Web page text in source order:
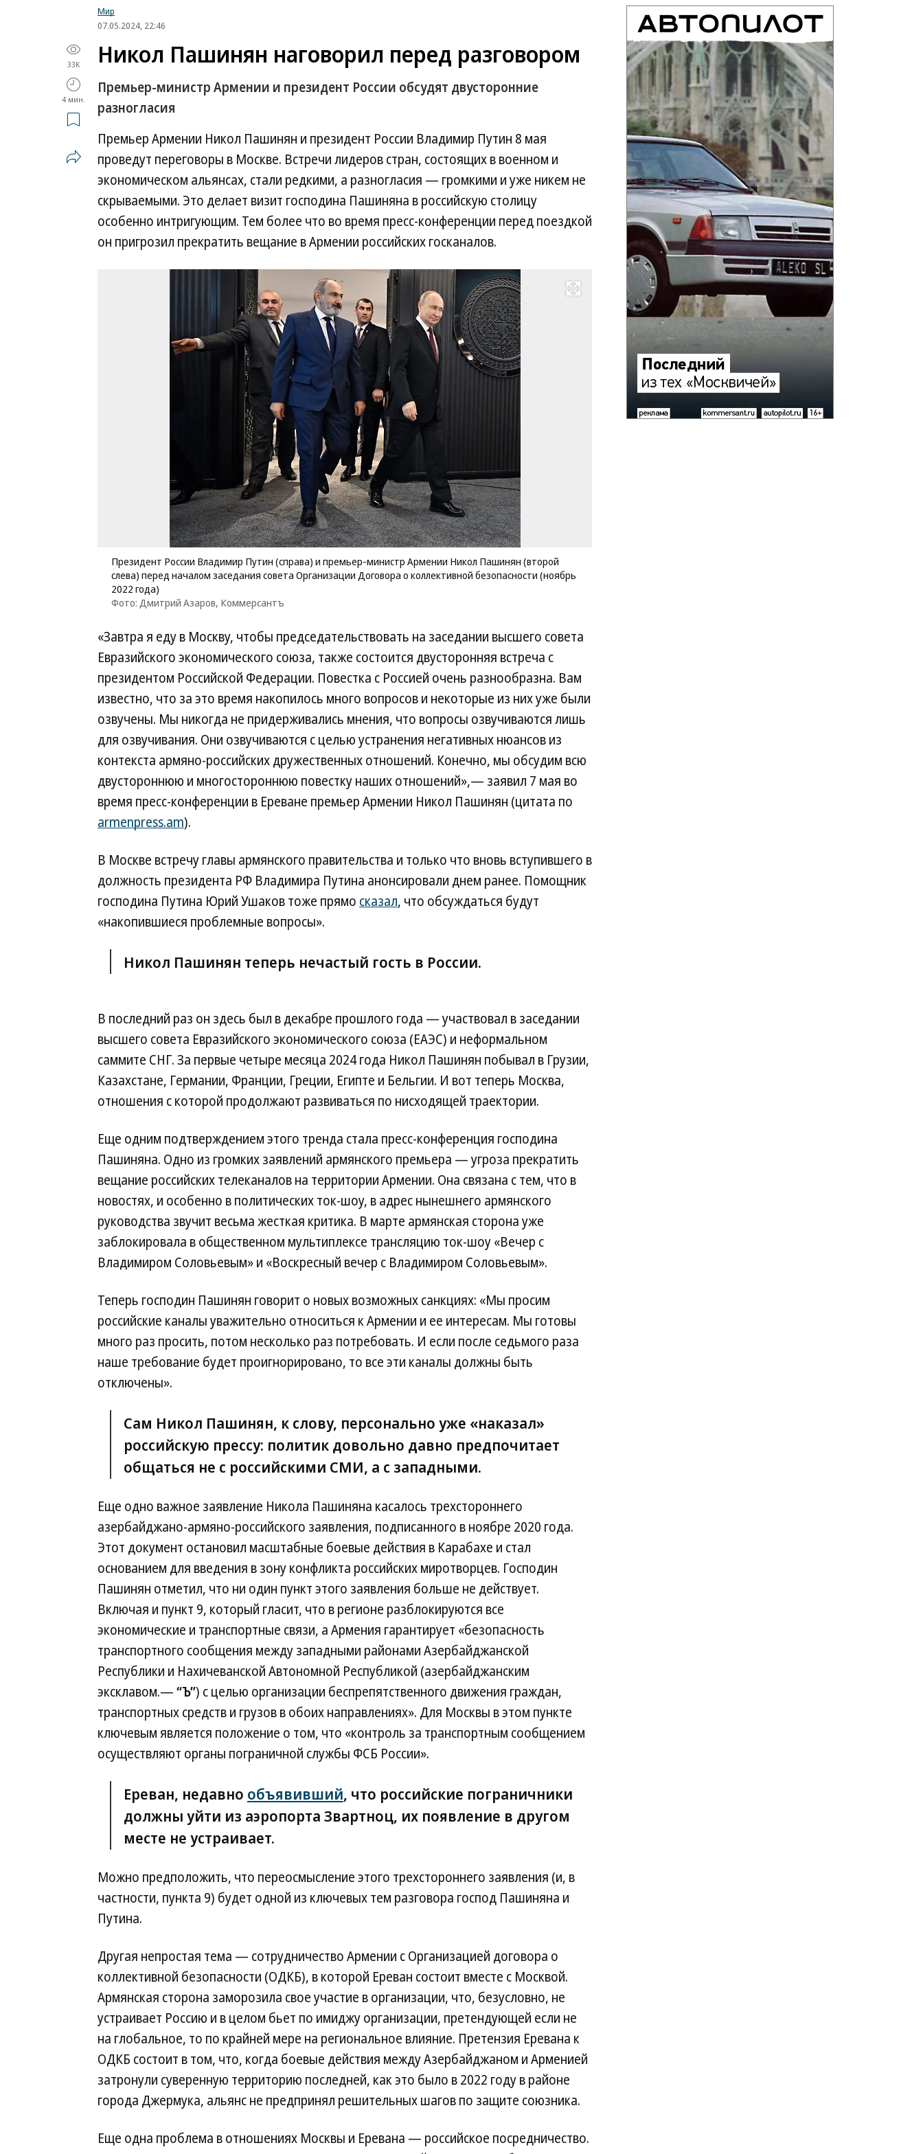
Мир
07.05.2024, 22:46
33K
4 мин.
Никол Пашинян наговорил перед разговором
Премьер-министр Армении и президент России обсудят двусторонние
разногласия
Премьер Армении Никол Пашинян и президент России Владимир Путин 8 мая
проведут переговоры в Москве. Встречи лидеров стран, состоящих в военном и
экономическом альянсах, стали редкими, а разногласия — громкими и уже никем не
скрываемыми. Это делает визит господина Пашиняна в российскую столицу
особенно интригующим. Тем более что во время пресс-конференции перед поездкой
он пригрозил прекратить вещание в Армении российских госканалов.
Развернуть на весь экран
Президент России Владимир Путин (справа) и премьер-министр Армении Никол Пашинян (второй
слева) перед началом заседания совета Организации Договора о коллективной безопасности (ноябрь
2022 года)
Фото: Дмитрий Азаров, Коммерсантъ
России
Владимир
премьер-
министр
«Завтра я еду в Москву, чтобы председательствовать на заседании высшего совета
Евразийского экономического союза, также состоится двусторонняя встреча с
президентом Российской Федерации. Повестка с Россией очень разнообразна. Вам
известно, что за это время накопилось много вопросов и некоторые из них уже были
озвучены. Мы никогда не придерживались мнения, что вопросы озвучиваются лишь
для озвучивания. Они озвучиваются с целью устранения негативных нюансов из
контекста армяно-российских дружественных отношений. Конечно, мы обсудим всю
двустороннюю и многостороннюю повестку наших отношений»,— заявил 7 мая во
время пресс-конференции в Ереване премьер Армении Никол Пашинян (цитата по
armenpress.am).
В Москве встречу главы армянского правительства и только что вновь вступившего в
должность президента РФ Владимира Путина анонсировали днем ранее. Помощник
господина Путина Юрий Ушаков тоже прямо сказал, что обсуждаться будут
«накопившиеся проблемные вопросы».
Никол Пашинян теперь нечастый гость в России.
В последний раз он здесь был в декабре прошлого года — участвовал в заседании
высшего совета Евразийского экономического союза (ЕАЭС) и неформальном
саммите СНГ. За первые четыре месяца 2024 года Никол Пашинян побывал в Грузии,
Казахстане, Германии, Франции, Греции, Египте и Бельгии. И вот теперь Москва,
отношения с которой продолжают развиваться по нисходящей траектории.
Еще одним подтверждением этого тренда стала пресс-конференция господина
Пашиняна. Одно из громких заявлений армянского премьера — угроза прекратить
вещание российских телеканалов на территории Армении. Она связана с тем, что в
новостях, и особенно в политических ток-шоу, в адрес нынешнего армянского
руководства звучит весьма жесткая критика. В марте армянская сторона уже
заблокировала в общественном мультиплексе трансляцию ток-шоу «Вечер с
Владимиром Соловьевым» и «Воскресный вечер с Владимиром Соловьевым».
Теперь господин Пашинян говорит о новых возможных санкциях: «Мы просим
российские каналы уважительно относиться к Армении и ее интересам. Мы готовы
много раз просить, потом несколько раз потребовать. И если после седьмого раза
наше требование будет проигнорировано, то все эти каналы должны быть
отключены».
Сам Никол Пашинян, к слову, персонально уже «наказал»
российскую прессу: политик довольно давно предпочитает
общаться не с российскими СМИ, а с западными.
Еще одно важное заявление Никола Пашиняна касалось трехстороннего
азербайджано-армяно-российского заявления, подписанного в ноябре 2020 года.
Этот документ остановил масштабные боевые действия в Карабахе и стал
основанием для введения в зону конфликта российских миротворцев. Господин
Пашинян отметил, что ни один пункт этого заявления больше не действует.
Включая и пункт 9, который гласит, что в регионе разблокируются все
экономические и транспортные связи, а Армения гарантирует «безопасность
транспортного сообщения между западными районами Азербайджанской
Республики и Нахичеванской Автономной Республикой (азербайджанским
эксклавом.—“Ъ”) с целью организации беспрепятственного движения граждан,
транспортных средств и грузов в обоих направлениях». Для Москвы в этом пункте
ключевым является положение о том, что «контроль за транспортным сообщением
осуществляют органы пограничной службы ФСБ России».
Ереван, недавно объявивший, что российские пограничники
должны уйти из аэропорта Звартноц, их появление в другом
месте не устраивает.
Можно предположить, что переосмысление этого трехстороннего заявления (и, в
частности, пункта 9) будет одной из ключевых тем разговора господ Пашиняна и
Путина.
Другая непростая тема — сотрудничество Армении с Организацией договора о
коллективной безопасности (ОДКБ), в которой Ереван состоит вместе с Москвой.
Армянская сторона заморозила свое участие в организации, что, безусловно, не
устраивает Россию и в целом бьет по имиджу организации, претендующей если не
на глобальное, то по крайней мере на региональное влияние. Претензия Еревана к
ОДКБ состоит в том, что, когда боевые действия между Азербайджаном и Арменией
затронули суверенную территорию последней, как это было в 2022 году в районе
города Джермука, альянс не предпринял решительных шагов по защите союзника.
Еще одна проблема в отношениях Москвы и Еревана — российское посредничество.